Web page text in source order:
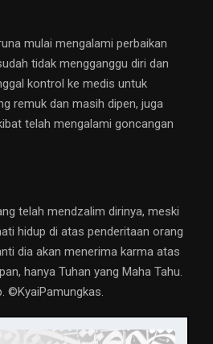
mulai mengalami perbaikan
tidak mengganggu diri dan
kontrol ke medis untuk
remuk dan masih dipen, juga
telah mengalami goncangan
telah mendzalim dirinya, meski
hidup di atas penderitaan orang
dia akan menerima karma atas
hanya Tuhan yang Maha Tahu.
©️KyaiPamungkas.